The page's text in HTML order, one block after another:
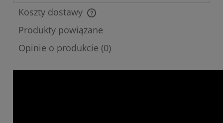
Koszty dostawy
Cena nie zawiera ewentualnych kosztów płatności
Produkty powiązane
Opinie o produkcie (0)